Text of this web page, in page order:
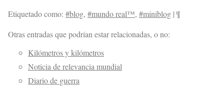
Etiquetado como: #blog, #mundo real™, #miniblog |¶
Otras entradas que podrían estar relacionadas, o no:
Kilómetros y kilómetros
Noticia de relevancia mundial
Diario de guerra